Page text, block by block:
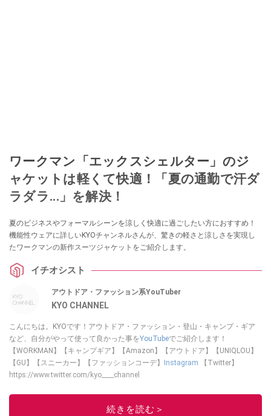
ワークマン「エックスシェルター」のジ
ャケットは軽くて快適！「夏の通勤で汗ダ
ラダラ...」を解決！
夏のビジネスやフォーマルシーンを涼しく快適に過ごしたい方におすすめ！
機能性ウェアに詳しいKYOチャンネルさんが、驚きの軽さと涼しさを実現し
たワークマンの新作スーツジャケットをご紹介します。
イチオシスト
アウトドア・ファッション系YouTuber
KYO CHANNEL
こんにちは。KYOです！アウトドア・ファッション・登山・キャンプ・ギア
など、自分がやって使って良かった事をYouTubeでご紹介します！
【WORKMAN】【キャンプギア】【Amazon】【アウトドア】【UNIQLOU】
【GU】【スニーカー】【ファッションコーデ】
Instagram 【Twitter】
https://www.twitter.com/kyo____channel
このイチオシストの他の記事を読む
続きを読む＞